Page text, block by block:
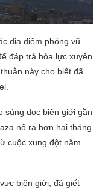
địa điểm phóng vũ
đáp trả hỏa lực xuyên
này cho biết đã
súng dọc biên giới gần
nổ ra hơn hai tháng
cuộc xung đột năm
biên giới, đã giết